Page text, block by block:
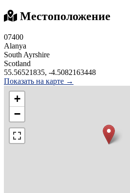
Местоположение
07400
Alanya
South Ayrshire
Scotland
55.56521835, -4.5082163448
Показать на карте →
+
−